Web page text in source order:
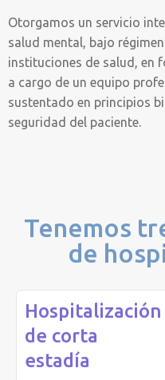
Otorgamos un servicio
salud mental, bajo
instituciones de salud, en
a cargo de un equipo
sustentado en principios
seguridad del paciente.
Tenemos
de
Hospitalización
de corta
estadía